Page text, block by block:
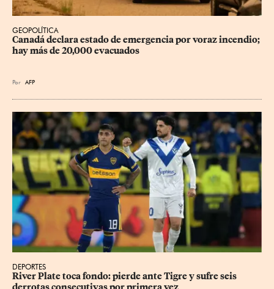
GEOPOLÍTICA
Canadá declara estado de emergencia por voraz incendio;
hay más de 20,000 evacuados
Por AFP
DEPORTES
River Plate toca fondo: pierde ante Tigre y sufre seis